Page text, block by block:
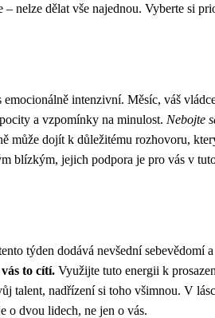
nelze dělat vše najednou. Vyberte si
emocionálně intenzivní. Měsíc, váš
a vzpomínky na minulost. Nebojte
může dojít k důležitému rozhovoru,
blízkým, jejich podpora je pro vás v
týden dodává nevšední sebevědomí
to cítí. Využijte tuto energii k
talent, nadřízení si toho všimnou. V
o dvou lidech, ne jen o vás.